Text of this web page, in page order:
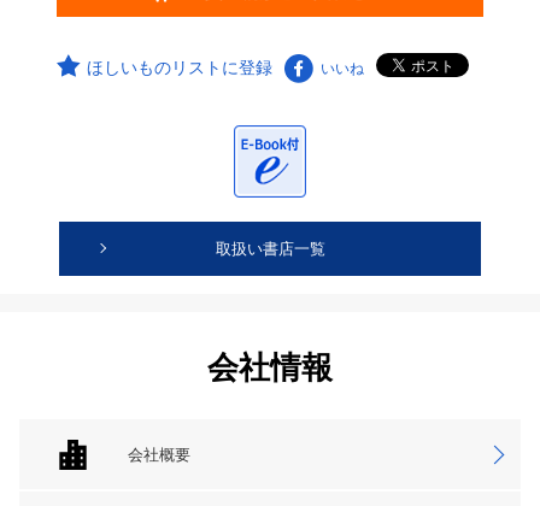
ほしいものリストに登録 いいね
取扱い書店一覧
会社情報
会社概要